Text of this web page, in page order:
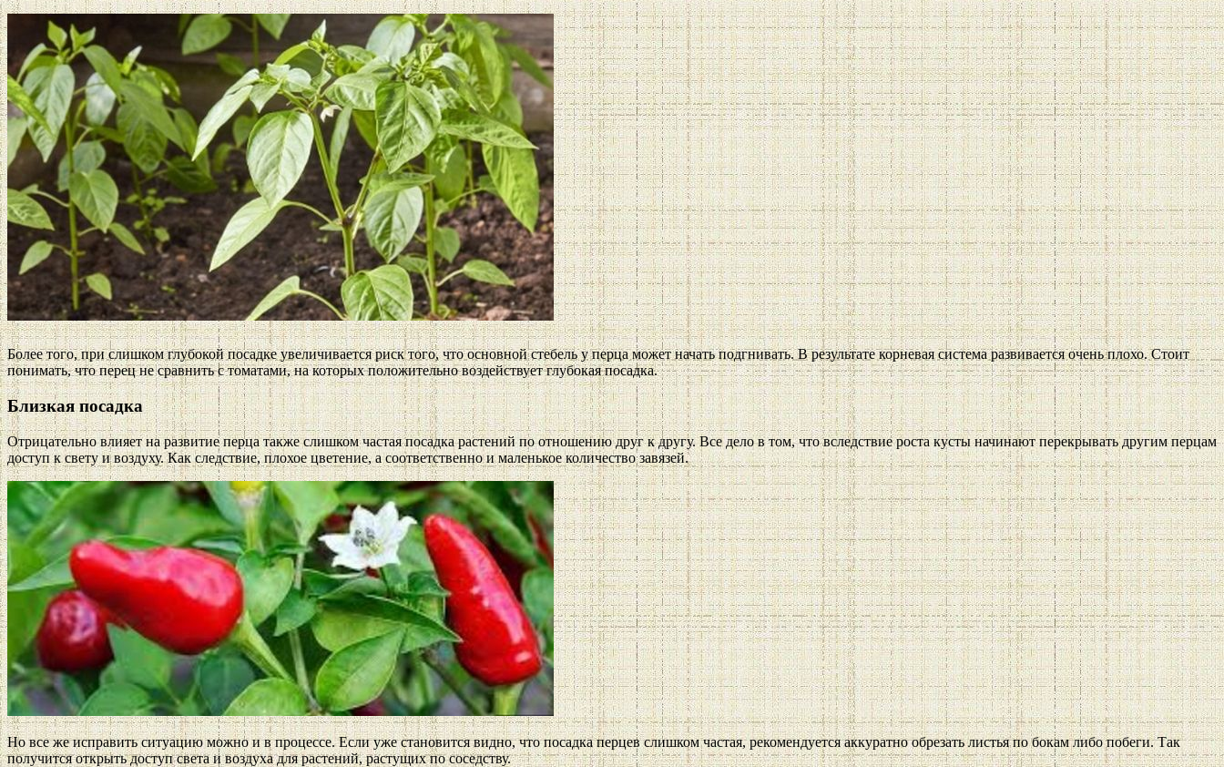
Более того, при слишком глубокой посадке увеличивается риск того, что основной стебель у перца может начать подгнивать. В результате корневая система развивается очень плохо. Стоит
понимать, что перец не сравнить с томатами, на которых положительно воздействует глубокая посадка.
Близкая посадка
Отрицательно влияет на развитие перца также слишком частая посадка растений по отношению друг к другу. Все дело в том, что вследствие роста кусты начинают перекрывать другим перцам
доступ к свету и воздуху. Как следствие, плохое цветение, а соответственно и маленькое количество завязей.
Но все же исправить ситуацию можно и в процессе. Если уже становится видно, что посадка перцев слишком частая, рекомендуется аккуратно обрезать листья по бокам либо побеги. Так
получится открыть доступ света и воздуха для растений, растущих по соседству.